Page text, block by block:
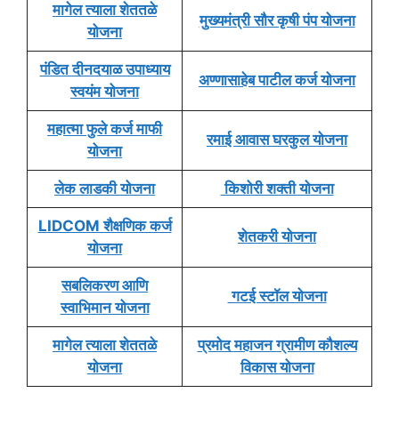
मागेल त्याला शेततळे
योजना
मुख्यमंत्री सौर कृषी पंप योजना
पंडित दीनदयाळ उपाध्याय
स्वयंम योजना
अण्णासाहेब पाटील कर्ज योजना
महात्मा फुले कर्ज माफी
योजना
रमाई आवास घरकुल योजना
लेक लाडकी योजना किशोरी शक्ती योजना
LIDCOM शैक्षणिक कर्ज
योजना
शेतकरी योजना
सबलिकरण आणि
स्वाभिमान योजना
गटई स्टॉल योजना
मागेल त्याला शेततळे
योजना
प्रमोद महाजन ग्रामीण कौशल्य
विकास योजना